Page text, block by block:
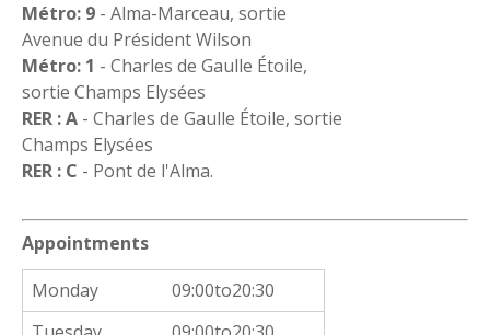
Métro: 9 - Alma-Marceau, sortie
Avenue du Président Wilson
Métro: 1 - Charles de Gaulle Étoile,
sortie Champs Elysées
RER : A - Charles de Gaulle Étoile, sortie
Champs Elysées
RER : C - Pont de l'Alma.
Appointments
Monday
09:00to20:30